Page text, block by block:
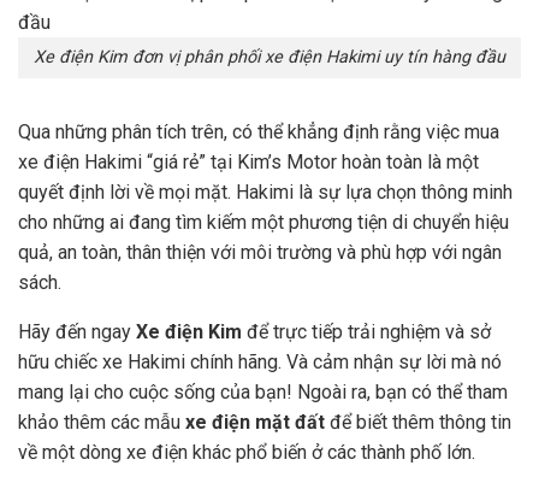
Xe điện Kim đơn vị phân phối xe điện Hakimi uy tín hàng đầu
Qua những phân tích trên, có thể khẳng định rằng việc mua
xe điện Hakimi “giá rẻ” tại Kim’s Motor hoàn toàn là một
quyết định lời về mọi mặt. Hakimi là sự lựa chọn thông minh
cho những ai đang tìm kiếm một phương tiện di chuyển hiệu
quả, an toàn, thân thiện với môi trường và phù hợp với ngân
sách.
Hãy đến ngay Xe điện Kim để trực tiếp trải nghiệm và sở
hữu chiếc xe Hakimi chính hãng. Và cảm nhận sự lời mà nó
mang lại cho cuộc sống của bạn! Ngoài ra, bạn có thể tham
khảo thêm các mẫu xe điện mặt đất để biết thêm thông tin
về một dòng xe điện khác phổ biến ở các thành phố lớn.